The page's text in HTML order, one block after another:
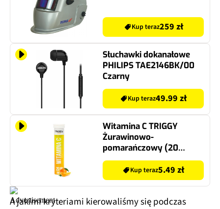
Kup teraz259 zł
Słuchawki dokanałowe
PHILIPS TAE2146BK/00
Czarny
Kup teraz49.99 zł
Witamina C TRIGGY
Żurawinowo-
pomarańczowy (20
tabletek)
Kup teraz5.49 zł
A jakimi kryteriami kierowaliśmy się podczas